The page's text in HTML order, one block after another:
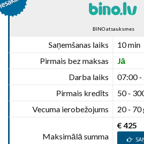
BINO atsauksmes
Saņemšanas laiks
10 min
Pirmais bez maksas
Jā
Darba laiks
07:00 -
Pirmais kredīts
50 -
Vecuma ierobežojums
20 - 70
Maksimālā summa
€ 425